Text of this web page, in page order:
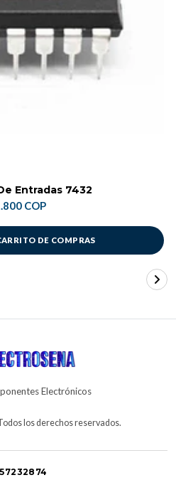
Entradas 7432
COP
DE COMPRAS
Electrónicos
los derechos reservados.